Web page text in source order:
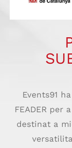
Events91
FEADER per
destinat a